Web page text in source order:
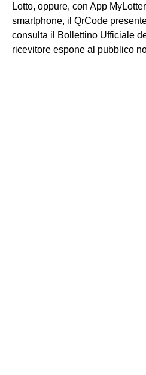
Lotto, oppure, con App
smartphone, il QrCode
consulta il Bollettino Ufficiale
ricevitore espone al pubblico